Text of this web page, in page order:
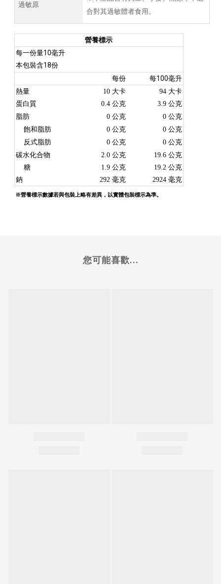
過敏原
合對其過敏體者食用。
營養標示
每一份量10毫升
本包裝含18份
每份
每100毫升
熱量
10 大卡 94 大卡
蛋白質
0.4 公克 3.9 公克
脂肪
0 公克 0 公克
飽和脂肪
0 公克 0 公克
反式脂肪
0 公克 0 公克
碳水化合物
2.0 公克 19.6 公克
糖
1.9 公克 19.2 公克
鈉
292 毫克 2924 毫克
※營養標示數據若與包裝上略有差異，以實體包裝標示為準。
您可能喜歡...